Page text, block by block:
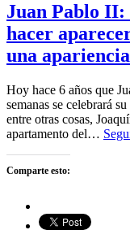
Juan Pablo II:
hacer
una
Hoy hace 6 años que
semanas se celebrará
entre otras cosas,
apartamento del…
Comparte esto: